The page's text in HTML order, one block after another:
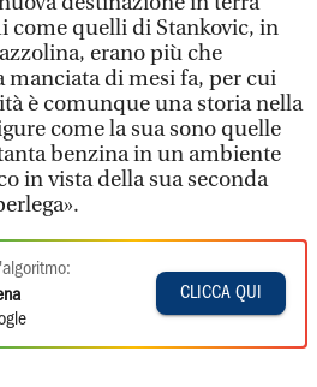
come quelli di Stankovic, in
erano più che
di mesi fa, per cui
è comunque una storia nella
come la sua sono quelle
benzina in un ambiente
in vista della sua seconda
CLICCA QUI